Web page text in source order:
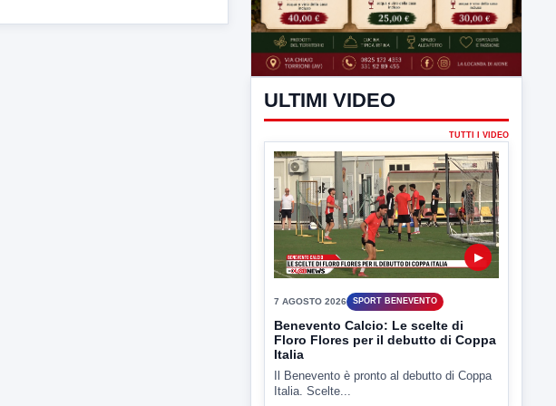
ULTIMI VIDEO
TUTTI I VIDEO
▶
7 AGOSTO 2026 SPORT BENEVENTO
Benevento Calcio: Le scelte di
Floro Flores per il debutto di Coppa
Italia
Il Benevento è pronto al debutto di Coppa
Italia. Scelte...